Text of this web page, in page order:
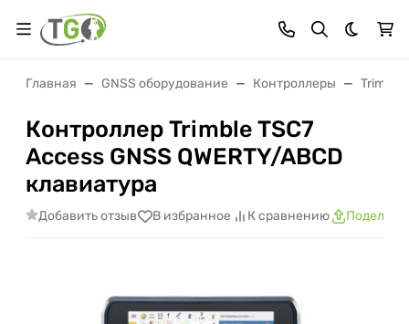
Темная
Главная GNSS оборудование Контроллеры Trimble
Контроллер Trimble TSC7
Access GNSS QWERTY/ABCD
клавиатура
Добавить отзыв В избранное К сравнению